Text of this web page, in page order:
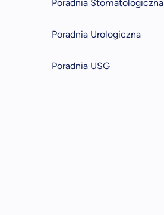
Poradnia Stomatologiczna
Poradnia Urologiczna
Poradnia USG